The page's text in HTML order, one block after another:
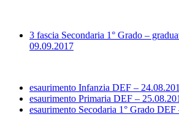
3 fascia Secondaria 1° Grado –
09.09.2017
esaurimento Infanzia DEF –
esaurimento Primaria DEF –
esaurimento Secodaria 1° Grado